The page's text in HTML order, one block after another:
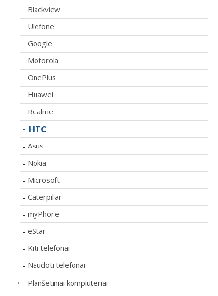
- Blackview
- Ulefone
- Google
- Motorola
- OnePlus
- Huawei
- Realme
- HTC
- Asus
- Nokia
- Microsoft
- Caterpillar
- myPhone
- eStar
- Kiti telefonai
- Naudoti telefonai
Planšetiniai kompiuteriai